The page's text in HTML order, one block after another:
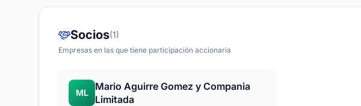
Socios(1)
Empresas en las que tiene participación accionaria
ML
Mario Aguirre Gomez y Compania
Limitada